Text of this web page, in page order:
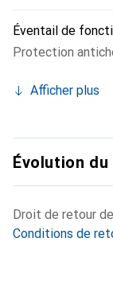
Éventail de
Protection
Afficher plus
Évolution du
Droit de retour
Conditions de